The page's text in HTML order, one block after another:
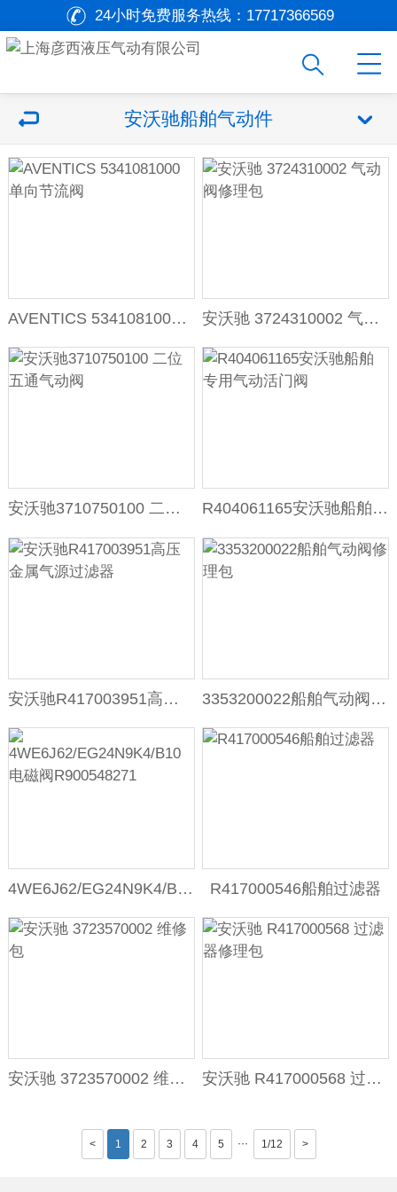
24小时免费服务热线： 17717366569
安沃驰船舶气动件
AVENTICS 5341081000 单向节流阀 安沃驰 3724310002 气动阀修理包
安沃驰3710750100 二位五通气动阀 R404061165安沃驰船舶专用气动活门阀
安沃驰R417003951高压金属气源过滤器 3353200022船舶气动阀修理包
4WE6J62/EG24N9K4/B10电磁阀​R900548271 R417000546船舶过滤器
安沃驰 3723570002 维修包 安沃驰 R417000568 过滤器修理包
< 1 2 3 4 5 ··· 1/12 >